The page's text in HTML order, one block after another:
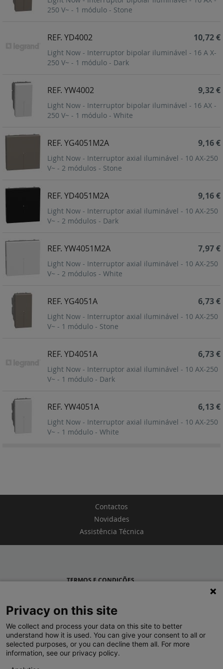
250 V~ - 1 módulo - Stone
REF. YD4002
Light Now - Interruptor bipolar iluminável - 16 A X-
250 V~ - 1 módulo - Dark
10,72 €
REF. YW4002
Light Now - Interruptor bipolar iluminável - 16 AX -
250 V~ - 1 módulo - White
9,32 €
REF. YG4051M2A
Light Now - Interruptor axial iluminável - 10 AX-250
V~ - 2 módulos - Stone
9,16 €
REF. YD4051M2A
Light Now - Interruptor axial iluminável - 10 AX-250
V~ - 2 módulos - Dark
9,16 €
REF. YW4051M2A
Light Now - Interruptor axial iluminável - 10 AX-250
V~ - 2 módulos - White
7,97 €
REF. YG4051A
Light Now - Interruptor axial iluminável - 10 AX-250
V~ - 1 módulo - Stone
6,73 €
REF. YD4051A
Light Now - Interruptor axial iluminável - 10 AX-250
V~ - 1 módulo - Dark
6,73 €
REF. YW4051A
Light Now - Interruptor axial iluminável - 10 AX-250
V~ - 1 módulo - White
6,13 €
Contactos
Novidades
Assistência Técnica
TERMOS E CONDIÇÕES
LEGRAND PORTUGAL
GRUPO LEGRAND NO MUNDO
Privacy on this site
We collect and process your data on this site to better
understand how it is used. You can give your consent to all or
selected purposes, or you can decline them all. For more
information, see our privacy policy.